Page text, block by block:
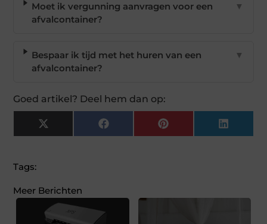
Moet ik vergunning aanvragen voor een
afvalcontainer?
▼
Bespaar ik tijd met het huren van een
afvalcontainer?
▼
Goed artikel? Deel hem dan op:
X
(Twitter)
Facebook Pinterest
Tags:
Meer Berichten